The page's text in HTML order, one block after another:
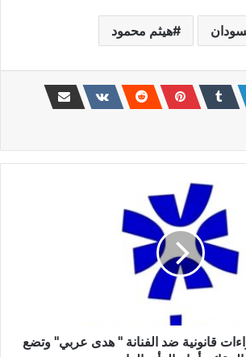
هيثم محمود
قانونية ضد الفنانة " هدى عربي" وتضع